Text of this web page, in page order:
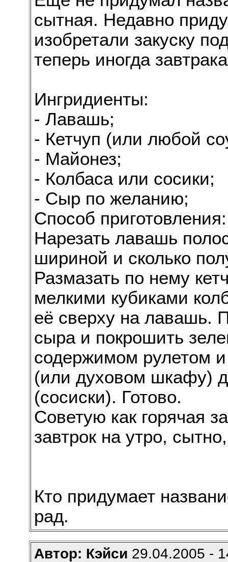
сытная. Недавно
изобретали закуску
теперь иногда
Ингридиенты:
- Лавашь;
- Кетчуп (или любой
- Майонез;
- Колбаса или сосики;
- Сыр по желанию;
Способ приготовления:
Нарезать лавашь
шириной и сколько
Размазать по нему
мелкими кубиками
её сверху на лавашь.
сыра и покрошить
содержимом рулетом и
(или духовом шкафу)
(сосиски). Готово.
Советую как горячая
завтрок на утро,
Кто придумает
рад.
Автор: Кэйси 29.04.2005 -